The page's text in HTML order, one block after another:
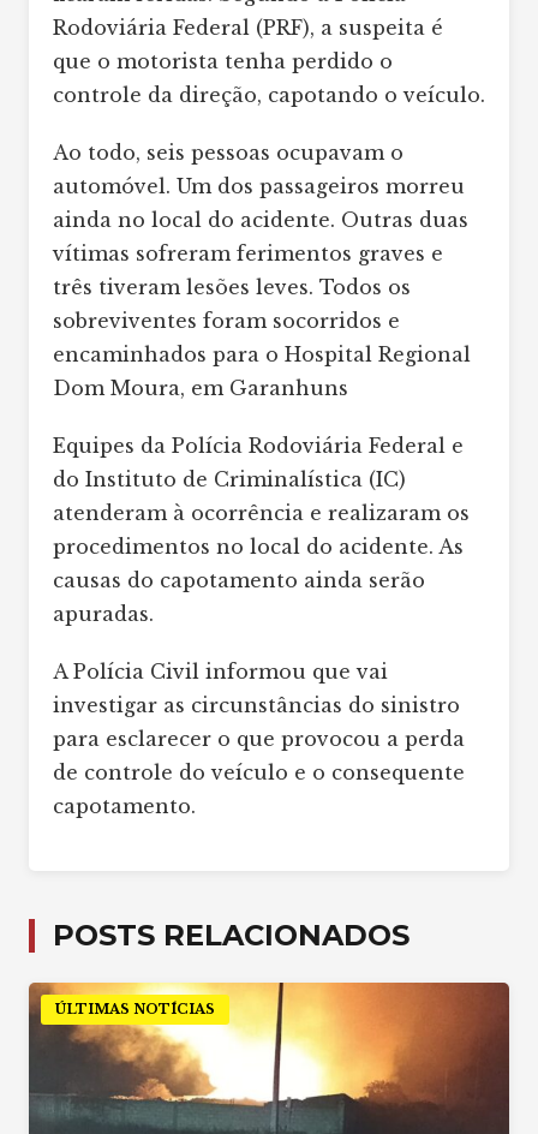
Rodoviária Federal (PRF), a suspeita é
que o motorista tenha perdido o
controle da direção, capotando o veículo.
Ao todo, seis pessoas ocupavam o
automóvel. Um dos passageiros morreu
ainda no local do acidente. Outras duas
vítimas sofreram ferimentos graves e
três tiveram lesões leves. Todos os
sobreviventes foram socorridos e
encaminhados para o Hospital Regional
Dom Moura, em Garanhuns
Equipes da Polícia Rodoviária Federal e
do Instituto de Criminalística (IC)
atenderam à ocorrência e realizaram os
procedimentos no local do acidente. As
causas do capotamento ainda serão
apuradas.
A Polícia Civil informou que vai
investigar as circunstâncias do sinistro
para esclarecer o que provocou a perda
de controle do veículo e o consequente
capotamento.
POSTS RELACIONADOS
ÚLTIMAS NOTÍCIAS